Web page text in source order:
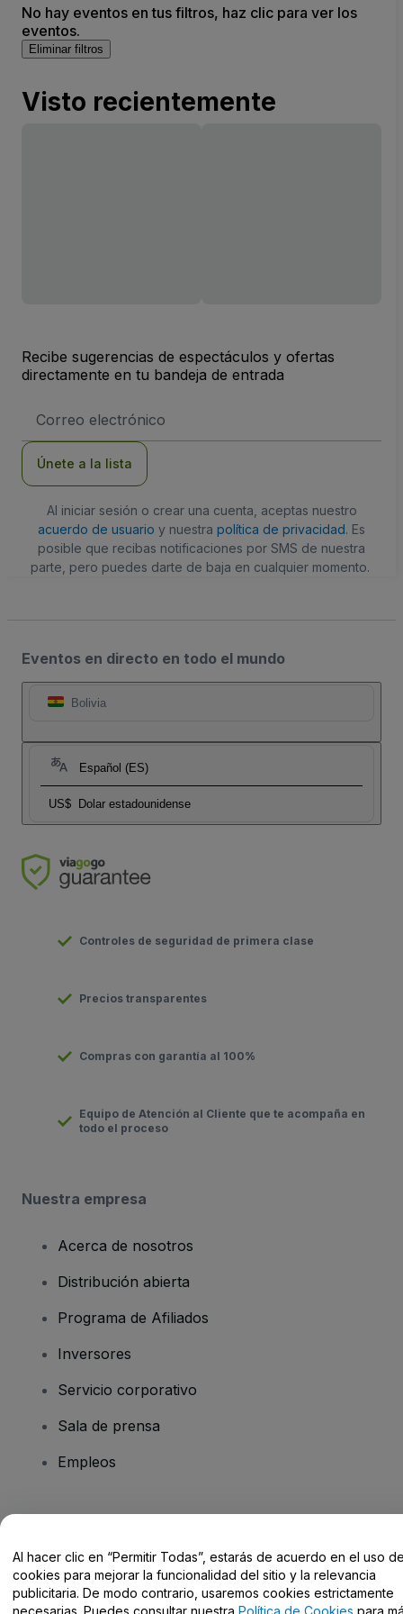
No hay eventos en tus filtros, haz clic para ver los
eventos.
Eliminar filtros
Visto recientemente
Recibe sugerencias de espectáculos y ofertas
directamente en tu bandeja de entrada
de
Únete a la lista
Al iniciar sesión o crear una cuenta, aceptas nuestro
acuerdo de usuario y nuestra política de privacidad. Es
posible que recibas notificaciones por SMS de nuestra
parte, pero puedes darte de baja en cualquier momento.
Eventos en directo en todo el mundo
Bolivia
Español (ES)
US$ Dolar estadounidense
Controles de seguridad de primera clase
Precios transparentes
Compras con garantía al 100%
Equipo de Atención al Cliente que te acompaña en
todo el proceso
Nuestra empresa
Acerca de nosotros
Distribución abierta
Programa de Afiliados
Inversores
Servicio corporativo
Sala de prensa
Empleos
Centro de Ayuda / Contacto
Al hacer clic en “Permitir Todas”, estarás de acuerdo en el uso
cookies para mejorar la funcionalidad del sitio y la relevancia
publicitaria. De modo contrario, usaremos cookies estrictamente
necesarias. Puedes consultar nuestra Política de Cookies para